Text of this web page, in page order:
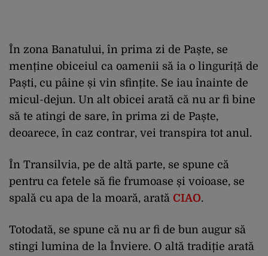
În zona Banatului, în prima zi de Paște, se
menține obiceiul ca oamenii să ia o linguriță de
Paști, cu pâine și vin sfințite. Se iau înainte de
micul-dejun. Un alt obicei arată că nu ar fi bine
să te atingi de sare, în prima zi de Paște,
deoarece, în caz contrar, vei transpira tot anul.
În Transilvia, pe de altă parte, se spune că
pentru ca fetele să fie frumoase și voioase, se
spală cu apa de la moară, arată CIAO.
Totodată, se spune că nu ar fi de bun augur să
stingi lumina de la Înviere. O altă tradiție arată